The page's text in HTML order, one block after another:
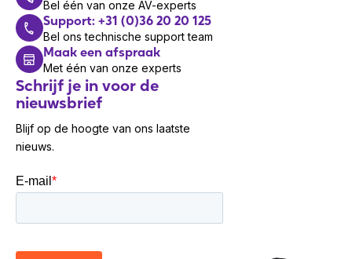
• Tweeweg audiocommunicatie
• Volumeregeling via de beheerinterface
• Ondersteuning voor echo-onderdrukking en
ruisfiltering
Netwerk
• Voeding via PoE (802.3af)
• Ondersteuning voor IPv4 en IPv6
Interfaces
(RFID, keypad, camera, touchscreen)
Bel één van onze AV-experts
Support: +31 (0)36 20 20 125
Bel ons technische support team
Maak een afspraak
Met één van onze experts
Schrijf je in voor de
nieuwsbrief
Blijf op de hoogte van ons laatste
nieuws.